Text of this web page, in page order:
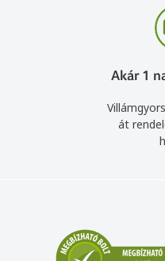
Akár 1
át